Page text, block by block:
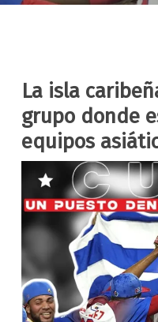
La isla
grupo donde
equipos